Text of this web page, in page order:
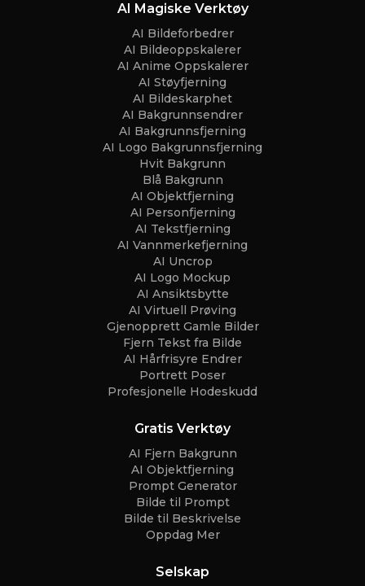
AI Magiske Verktøy
AI Bildeforbedrer
AI Bildeoppskalerer
AI Anime Oppskalerer
AI Støyfjerning
AI Bildeskarphet
AI Bakgrunnsendrer
AI Bakgrunnsfjerning
AI Logo Bakgrunnsfjerning
Hvit Bakgrunn
Blå Bakgrunn
AI Objektfjerning
AI Personfjerning
AI Tekstfjerning
AI Vannmerkefjerning
AI Uncrop
AI Logo Mockup
AI Ansiktsbytte
AI Virtuell Prøving
Gjenopprett Gamle Bilder
Fjern Tekst fra Bilde
AI Hårfrisyre Endrer
Portrett Poser
Profesjonelle Hodeskudd
Gratis Verktøy
AI Fjern Bakgrunn
AI Objektfjerning
Prompt Generator
Bilde til Prompt
Bilde til Beskrivelse
Oppdag Mer
Selskap